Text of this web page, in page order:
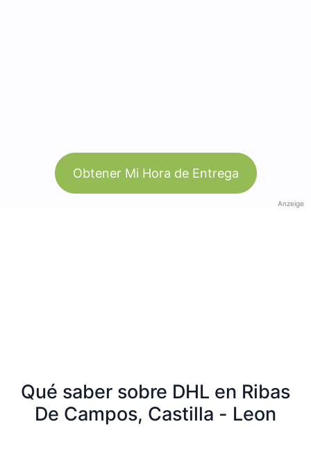
Obtener Mi Hora de Entrega
Anzeige
Qué saber sobre DHL en Ribas
De Campos, Castilla - Leon